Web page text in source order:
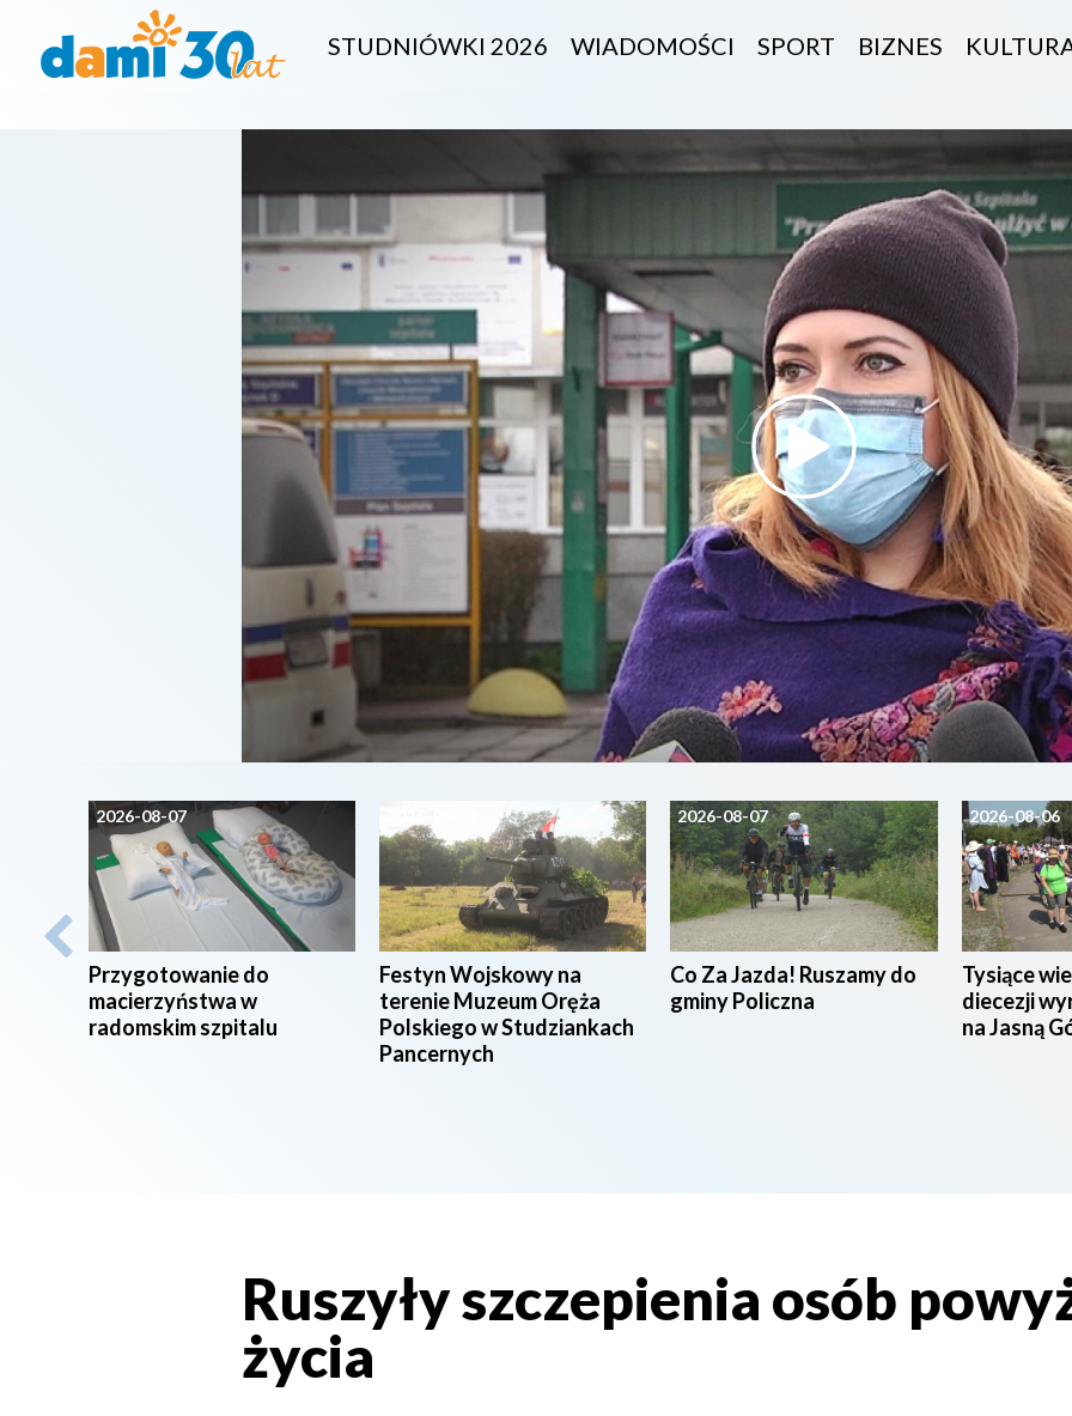
STUDNIÓWKI 2026 WIADOMOŚCI SPORT BIZNES
2026-08-07
Przygotowanie do
macierzyństwa w
radomskim szpitalu
Festyn Wojskowy na
terenie Muzeum Oręża
Polskiego w Studziankach
Pancernych
2026-08-07
Co Za Jazda! Ruszamy do
gminy Policzna
2026-08-06
Tysiące
diecezji
na Jasną
Ruszyły szczepienia osób
życia